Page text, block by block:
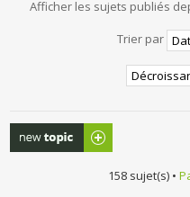
Afficher les sujets publiés
Trier par
Publier un
nouveau sujet
158 sujet(s) •